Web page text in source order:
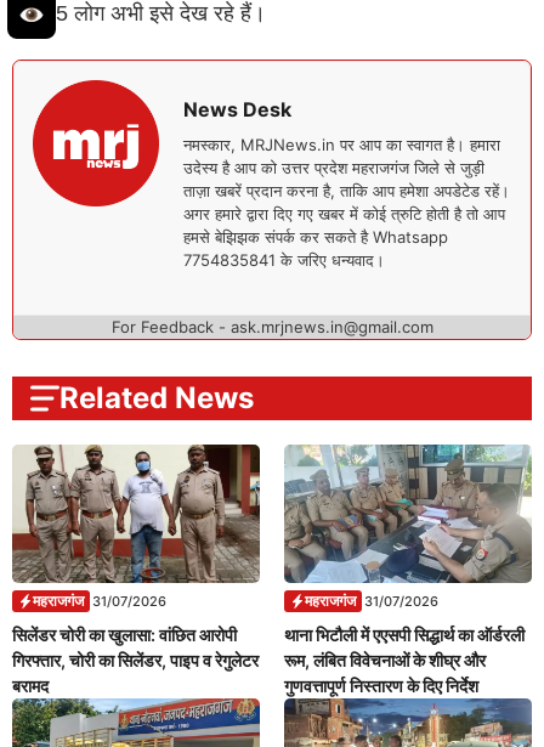
5 लोग अभी इसे देख रहे हैं।
News Desk
नमस्कार, MRJNews.in पर आप का स्वागत है। हमारा
उदेस्य है आप को उत्तर प्रदेश महराजगंज जिले से जुड़ी
ताज़ा खबरें प्रदान करना है, ताकि आप हमेशा अपडेटेड रहें।
अगर हमारे द्वारा दिए गए खबर में कोई त्रुटि होती है तो आप
हमसे बेझिझक संपर्क कर सकते है Whatsapp
7754835841 के जरिए धन्यवाद।
For Feedback - ask.mrjnews.in@gmail.com
Related News
महराजगंज 31/07/2026
सिलेंडर चोरी का खुलासा: वांछित आरोपी
गिरफ्तार, चोरी का सिलेंडर, पाइप व रेगुलेटर
बरामद
महराजगंज 31/07/2026
थाना भिटौली में एएसपी सिद्धार्थ का ऑर्डरली
रूम, लंबित विवेचनाओं के शीघ्र और
गुणवत्तापूर्ण निस्तारण के दिए निर्देश